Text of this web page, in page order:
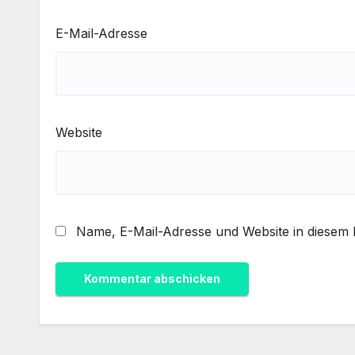
E-Mail-Adresse
Website
Name, E-Mail-Adresse und Website in